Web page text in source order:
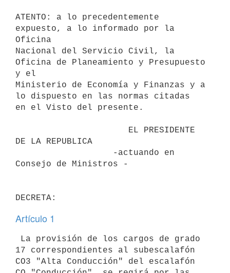
ATENTO: a lo precedentemente
expuesto, a lo informado por la
Oficina
Nacional del Servicio Civil, la
Oficina de Planeamiento y Presupuesto
y el
Ministerio de Economía y Finanzas y a
lo dispuesto en las normas citadas
en el Visto del presente.
DE LA REPUBLICA
Consejo de Ministros -
Artículo 1
17 correspondientes al subescalafón
CO3 "Alta Conducción" del escalafón